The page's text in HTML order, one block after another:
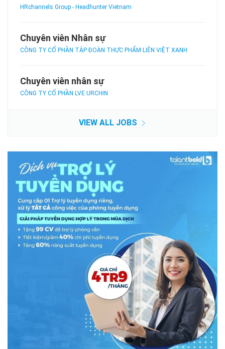
HRchannels Group - Headhunter Vietnam
Chuyên viên Nhân sự
CÔNG TY CỔ PHẦN TẬP ĐOÀN THỰC PHẨM LIÊN VIỆT XANH
Chuyên viên nhân sự
CÔNG TY CỔ PHẦN LVE URCHIN
VIEW ALL JOBS